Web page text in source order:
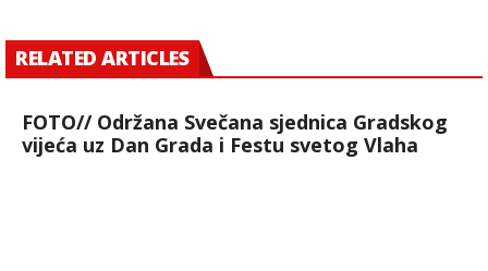
RELATED ARTICLES
FOTO// Održana Svečana sjednica Gradskog
vijeća uz Dan Grada i Festu svetog Vlaha